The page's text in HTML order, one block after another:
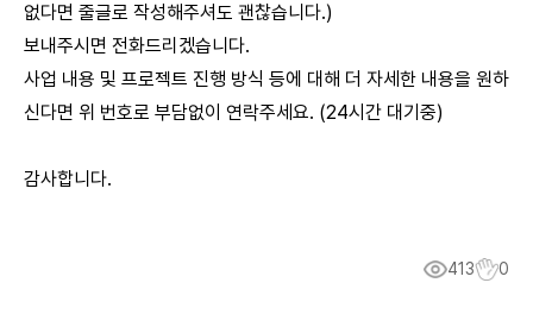
없다면 줄글로 작성해주셔도 괜찮습니다.)
보내주시면 전화드리겠습니다.
사업 내용 및 프로젝트 진행 방식 등에 대해 더 자세한 내용을 원하
신다면 위 번호로 부담없이 연락주세요. (24시간 대기중)
감사합니다.
413 0